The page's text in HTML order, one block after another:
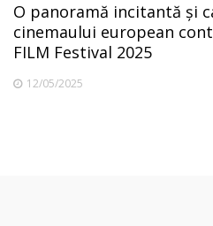
O panoramă incitantă și
cinemaului european
FILM Festival 2025
12/05/2025